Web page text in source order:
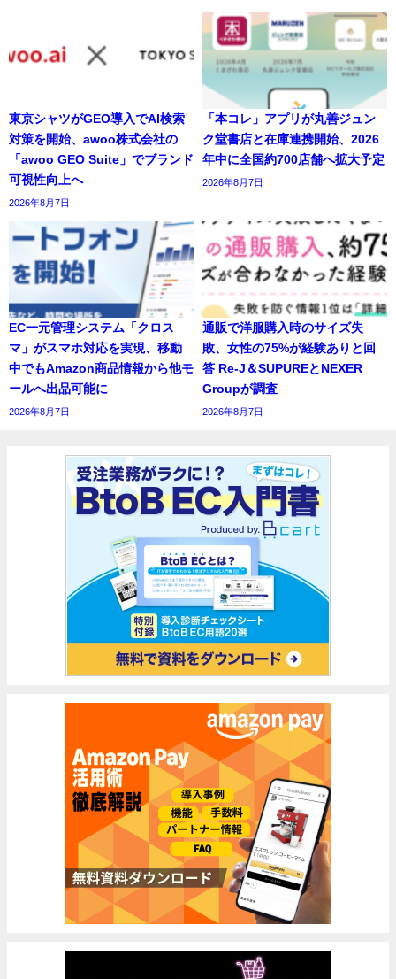
東京シャツがGEO導入でAI検索
対策を開始、awoo株式会社の
「awoo GEO Suite」でブランド
可視性向上へ
2026年8月7日
「本コレ」アプリが丸善ジュン
ク堂書店と在庫連携開始、2026
年中に全国約700店舗へ拡大予定
2026年8月7日
EC一元管理システム「クロス
マ」がスマホ対応を実現、移動
中でもAmazon商品情報から他モ
ールへ出品可能に
2026年8月7日
通販で洋服購入時のサイズ失
敗、女性の75%が経験ありと回
答 Re-J＆SUPUREとNEXER
Groupが調査
2026年8月7日